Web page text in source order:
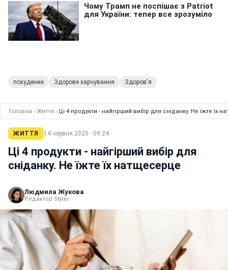
похудение Здорове харчування Здоров'я
Головна › Життя › Ці 4 продукти - найгірший вибір для сніданку. Не їжте їх
ЖИТТЯ 14 червня 2025 · 09:24
Ці 4 продукти - найгірший вибір для
сніданку. Не їжте їх натщесерце
Людмила Жукова
Редактор Styler